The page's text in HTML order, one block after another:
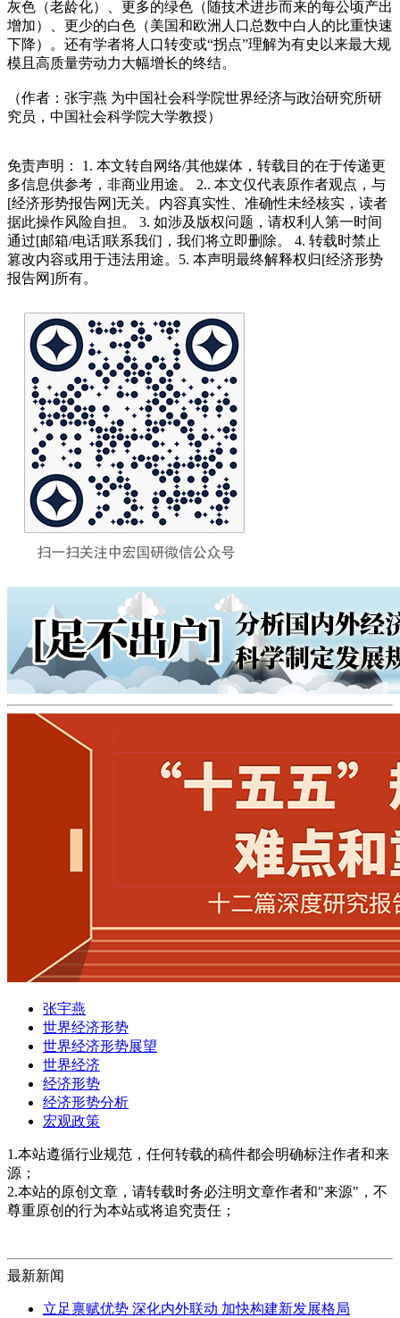
灰色（老龄化）、更多的绿色（随技术进步而来的每公顷产出
增加）、更少的白色（美国和欧洲人口总数中白人的比重快速
下降）。还有学者将人口转变或“拐点”理解为有史以来最大规
模且高质量劳动力大幅增长的终结。
（作者：张宇燕 为中国社会科学院世界经济与政治研究所研
究员，中国社会科学院大学教授）
免责声明： 1. 本文转自网络/其他媒体，转载目的在于传递更
多信息供参考，非商业用途。 2.. 本文仅代表原作者观点，与
[经济形势报告网]无关。内容真实性、准确性未经核实，读者
据此操作风险自担。 3. 如涉及版权问题，请权利人第一时间
通过[邮箱/电话]联系我们，我们将立即删除。 4. 转载时禁止
篡改内容或用于违法用途。5. 本声明最终解释权归[经济形势
报告网]所有。
张宇燕
世界经济形势
世界经济形势展望
世界经济
经济形势
经济形势分析
宏观政策
1.本站遵循行业规范，任何转载的稿件都会明确标注作者和来
源；
2.本站的原创文章，请转载时务必注明文章作者和"来源"，不
尊重原创的行为本站或将追究责任；
最新新闻
立足禀赋优势 深化内外联动 加快构建新发展格局